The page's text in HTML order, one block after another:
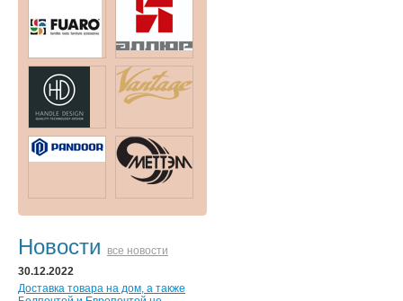
Новости
все новости
30.12.2022
Доставка товара на дом, а также